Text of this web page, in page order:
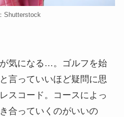
Shutterstock
気になる…。ゴルフを始
言っていいほど疑問に思
スコード。コースによっ
合っていくのがいいの